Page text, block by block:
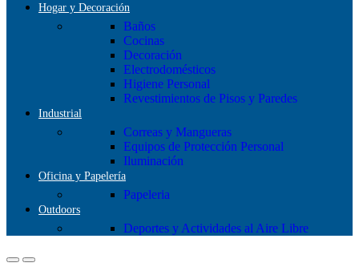
Hogar y Decoración
Baños
Cocinas
Decoración
Electrodomésticos
Higiene Personal
Revestimientos de Pisos y Paredes
Industrial
Correas y Mangueras
Equipos de Protección Personal
Iluminación
Oficina y Papelería
Papeleria
Outdoors
Deportes y Actividades al Aire Libre